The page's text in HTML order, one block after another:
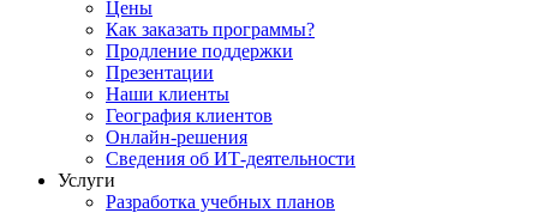
Цены
Как заказать программы?
Продление поддержки
Презентации
Наши клиенты
География клиентов
Онлайн-решения
Сведения об ИТ-деятельности
Услуги
Разработка учебных планов